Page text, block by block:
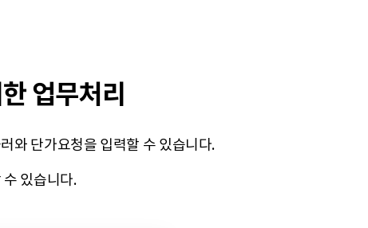
업무처리
와 단가요청을 입력할 수 있습니다.
있습니다.